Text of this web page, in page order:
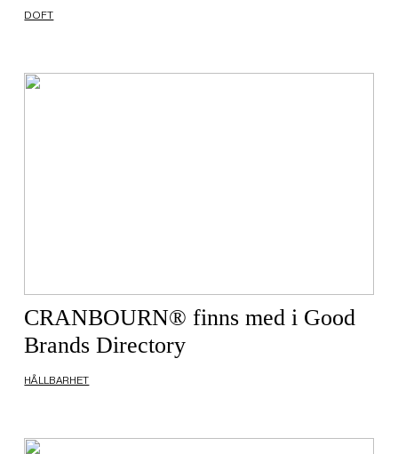
DOFT
CRANBOURN® finns med i Good
Brands Directory
HÅLLBARHET